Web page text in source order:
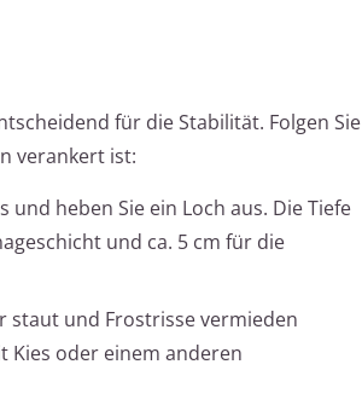
für die Stabilität. Folgen Sie
verankert ist:
heben Sie ein Loch aus. Die Tiefe
und ca. 5 cm für die
staut und Frostrisse vermieden
Kies oder einem anderen